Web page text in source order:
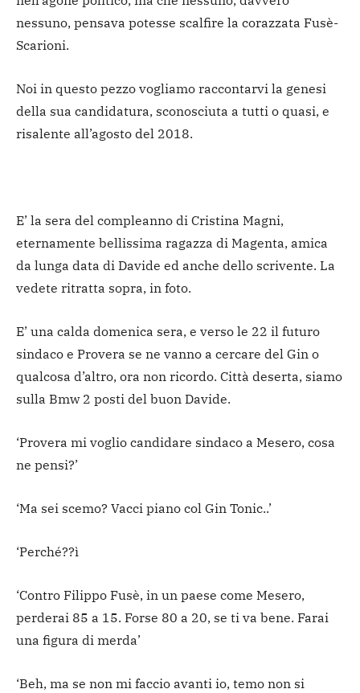
nessuno, pensava potesse scalfire la corazzata Fusè-
Scarioni.
Noi in questo pezzo vogliamo raccontarvi la genesi
della sua candidatura, sconosciuta a tutti o quasi, e
risalente all’agosto del 2018.
E’ la sera del compleanno di Cristina Magni,
eternamente bellissima ragazza di Magenta, amica
da lunga data di Davide ed anche dello scrivente. La
vedete ritratta sopra, in foto.
E’ una calda domenica sera, e verso le 22 il futuro
sindaco e Provera se ne vanno a cercare del Gin o
qualcosa d’altro, ora non ricordo. Città deserta, siamo
sulla Bmw 2 posti del buon Davide.
‘Provera mi voglio candidare sindaco a Mesero, cosa
ne pensi?’
‘Ma sei scemo? Vacci piano col Gin Tonic..’
‘Perché??ì
‘Contro Filippo Fusè, in un paese come Mesero,
perderai 85 a 15. Forse 80 a 20, se ti va bene. Farai
una figura di merda’
‘Beh, ma se non mi faccio avanti io, temo non si